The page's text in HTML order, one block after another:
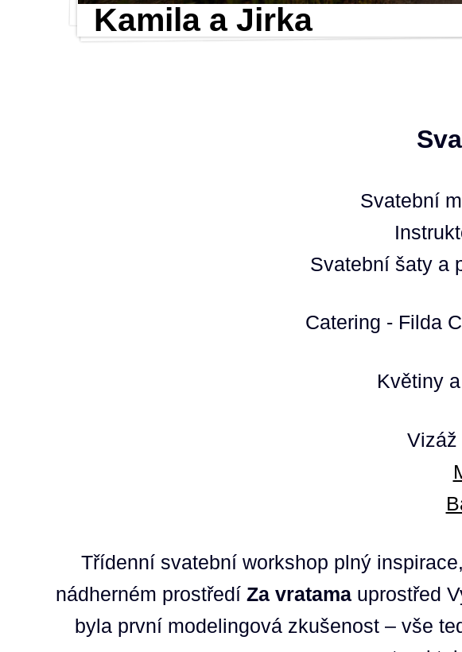
Kamila a Jirka
Svatební
Svatební šaty a
Catering - Filda
Květiny
Vizáž
Třídenní svatební workshop plný
nádherném prostředí Za vratamauprostřed
byla první modelingová zkušenost – vše